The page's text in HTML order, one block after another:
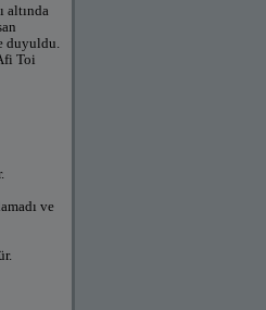
altında
duyuldu.
Toi
ve